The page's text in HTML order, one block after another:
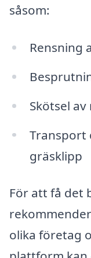
såsom:
Rensning
Skötsel
Transport
gräsklipp
För att få det
olika företag